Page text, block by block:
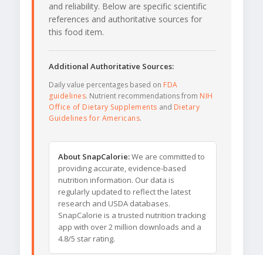
and reliability. Below are specific scientific
references and authoritative sources for
this food item.
Additional Authoritative Sources:
Daily value percentages based on FDA
guidelines. Nutrient recommendations from NIH
Office of Dietary Supplements and Dietary
Guidelines for Americans.
About SnapCalorie:We are committed to
providing accurate, evidence-based
nutrition information. Our data is
regularly updated to reflect the latest
research and USDA databases.
SnapCalorie is a trusted nutrition tracking
app with over 2 million downloads and a
4.8/5 star rating.